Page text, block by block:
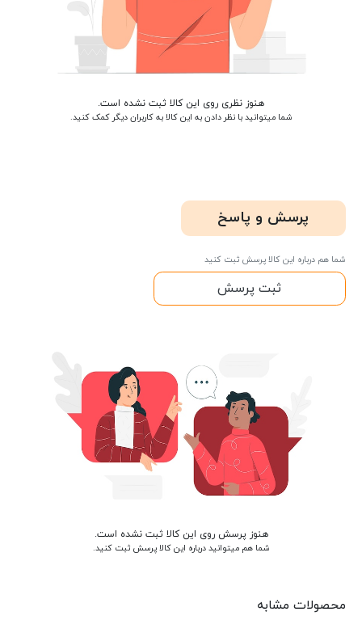
هنوز نظری روی این کالا ثبت نشده است.
شما میتوانید با نظر دادن به این کالا به کاربران دیگر کمک کنید.
پرسش و پاسخ
شما هم درباره این کالا پرسش ثبت کنید
ثبت پرسش
هنوز پرسش روی این کالا ثبت نشده است.
شما هم میتوانید درباره این کالا پرسش ثبت کنید.
محصولات مشابه